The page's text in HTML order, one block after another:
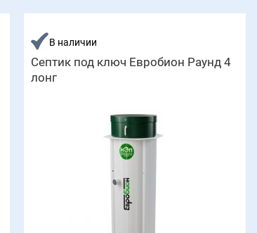
В наличии
Септик под ключ Евробион Раунд 4
лонг